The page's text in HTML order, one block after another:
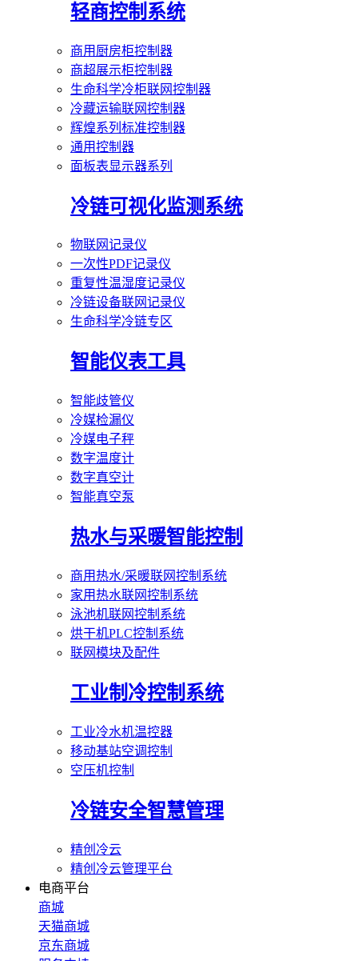
轻商控制系统
商用厨房柜控制器
商超展示柜控制器
生命科学冷柜联网控制器
冷藏运输联网控制器
辉煌系列标准控制器
通用控制器
面板表显示器系列
冷链可视化监测系统
物联网记录仪
一次性PDF记录仪
重复性温湿度记录仪
冷链设备联网记录仪
生命科学冷链专区
智能仪表工具
智能歧管仪
冷媒检漏仪
冷媒电子秤
数字温度计
数字真空计
智能真空泵
热水与采暖智能控制
商用热水/采暖联网控制系统
家用热水联网控制系统
泳池机联网控制系统
烘干机PLC控制系统
联网模块及配件
工业制冷控制系统
工业冷水机温控器
移动基站空调控制
空压机控制
冷链安全智慧管理
精创冷云
精创冷云管理平台
电商平台
商城
天猫商城
京东商城